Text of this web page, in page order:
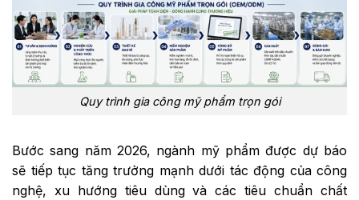
Quy trình gia công mỹ phẩm trọn gói
Bước sang năm 2026, ngành mỹ phẩm được dự báo
sẽ tiếp tục tăng trưởng mạnh dưới tác động của công
nghệ, xu hướng tiêu dùng và các tiêu chuẩn chất